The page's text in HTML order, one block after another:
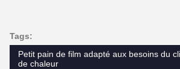
Tags:
Petit pain de film adapté aux besoins du
de chaleur